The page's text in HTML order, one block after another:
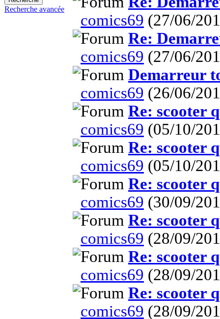
Recherche avancée
comics69 (27/06/
Re:
comics69 (27/06/
Demarreur
comics69 (26/06/
Re: scooter
comics69 (05/10/
Re: scooter
comics69 (05/10/
Re: scooter
comics69 (30/09/
Re: scooter
comics69 (28/09/
Re: scooter
comics69 (28/09/
Re: scooter
comics69 (28/09/